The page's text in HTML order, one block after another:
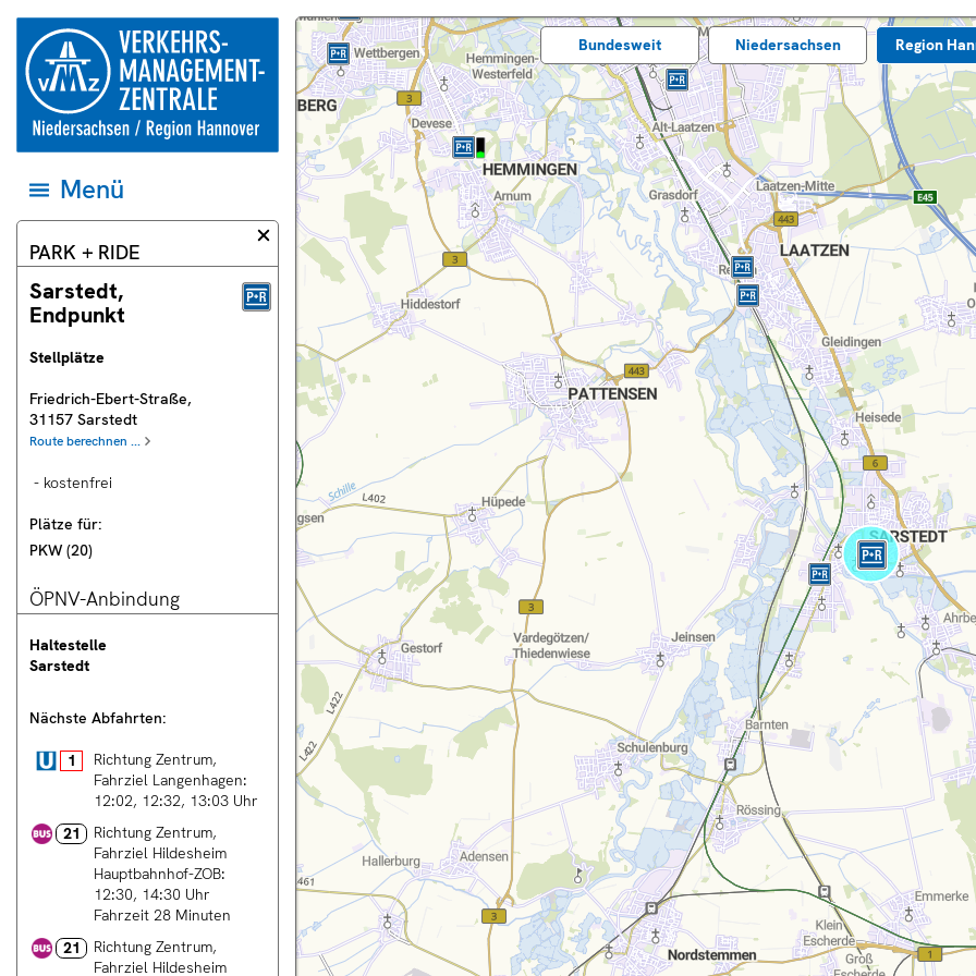
Springe direkt zum Inhalt
zur
Startseite
der
Verkehrsmanagementzentrale
Niedersachsen
und
Region
Menü
öffnen
und
ersten
Eintrag
springen
Menü
City
PARK + RIDE
Informationsdialog
schließen
Sarstedt,
Endpunkt
Stellplätze
Friedrich-Ebert-Straße,
31157 Sarstedt
Route berechnen ...
- kostenfrei
Plätze für:
PKW (20)
ÖPNV-Anbindung
Haltestelle
Sarstedt
Nächste Abfahrten:
Stadtbahn
1
Richtung Zentrum,
Fahrziel Langenhagen:
12:02 12:32 13:03 Uhr
Bus 21
Richtung Zentrum,
Fahrziel Hildesheim
Hauptbahnhof-ZOB:
12:30
14:30 Uhr
Fahrzeit 28 Minuten
Bus 21
Richtung Zentrum,
Fahrziel Hildesheim
Dieser
Bereich
der
Webseite
zeigt
eine
Landkarte.
Karte
und
Datenquellen
auf
das
jeweilige
Gebiet
einstellen
Bundes­weit Nieder­sachsen Region